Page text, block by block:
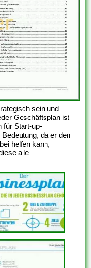
sein und
Geschäftsplan ist
für Start-up-
da er den
helfen kann,
alle